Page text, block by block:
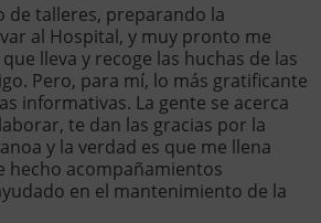
de talleres, preparando la
al Hospital, y muy pronto me
lleva y recoge las huchas de las
Pero, para mí, lo más gratificante
informativas. La gente se acerca
te dan las gracias por la
y la verdad es que me llena
hecho acompañamientos
en el mantenimiento de la